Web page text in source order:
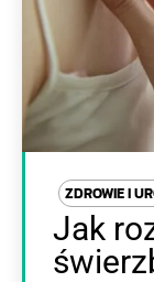
ZDROWIE I
Jak